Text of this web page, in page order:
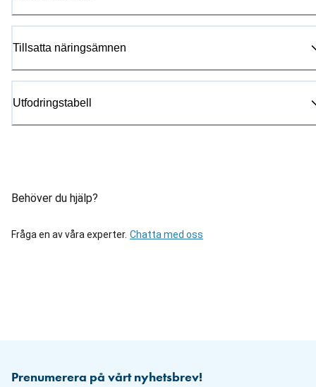
Tillsatta näringsämnen
Utfodringstabell
Behöver du hjälp?
Fråga en av våra experter. Chatta med oss
Prenumerera på vårt nyhetsbrev!